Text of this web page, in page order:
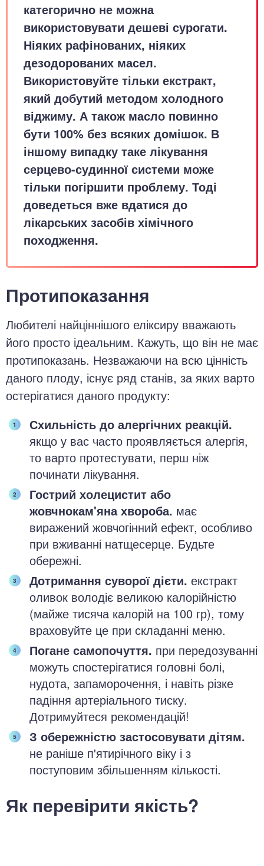
категорично не можна
використовувати дешеві сурогати.
Ніяких рафінованих, ніяких
дезодорованих масел.
Використовуйте тільки екстракт,
який добутий методом холодного
віджиму. А також масло повинно
бути 100% без всяких домішок. В
іншому випадку таке лікування
серцево-судинної системи може
тільки погіршити проблему. Тоді
доведеться вже вдатися до
лікарських засобів хімічного
походження.
Протипоказання
Любителі найціннішого еліксиру вважають
його просто ідеальним. Кажуть, що він не має
протипоказань. Незважаючи на всю цінність
даного плоду, існує ряд станів, за яких варто
остерігатися даного продукту:
Схильність до алергічних реакцій.
якщо у вас часто проявляється алергія,
то варто протестувати, перш ніж
починати лікування.
Гострий холецистит або
жовчнокам'яна хвороба. має
виражений жовчогінний ефект, особливо
при вживанні натщесерце. Будьте
обережні.
Дотримання суворої дієти. екстракт
оливок володіє великою калорійністю
(майже тисяча калорій на 100 гр), тому
враховуйте це при складанні меню.
Погане самопочуття. при передозуванні
можуть спостерігатися головні болі,
нудота, запаморочення, і навіть різке
падіння артеріального тиску.
Дотримуйтеся рекомендацій!
З обережністю застосовувати дітям.
не раніше п'ятирічного віку і з
поступовим збільшенням кількості.
Як перевірити якість?